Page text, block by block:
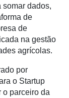
dados,
de
de
na gestão
agrícolas.
por
o Startup
o parceiro da